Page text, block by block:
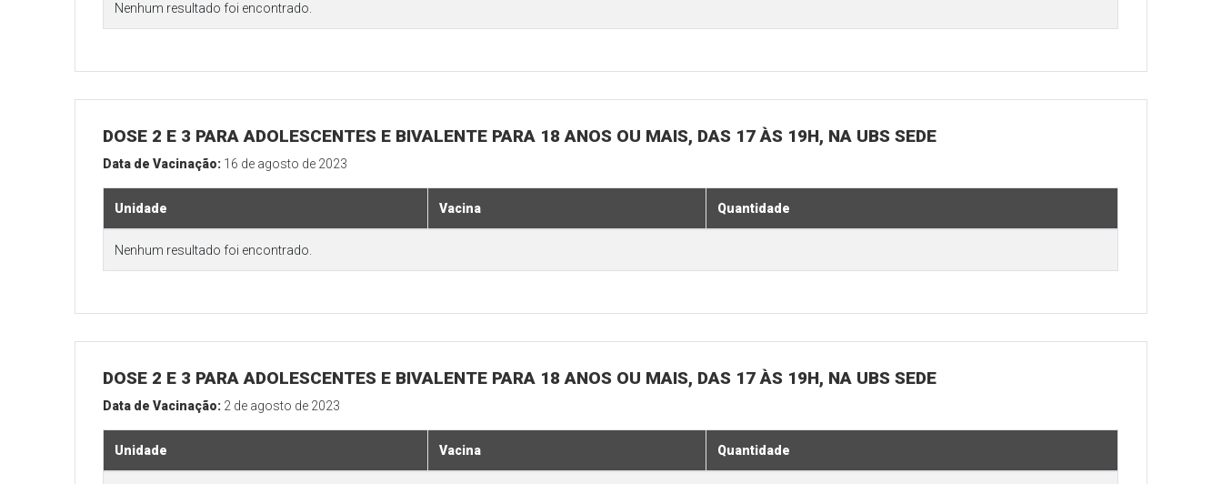
Nenhum resultado foi encontrado.
DOSE 2 E 3 PARA ADOLESCENTES E BIVALENTE PARA 18 ANOS OU MAIS, DAS 17 ÀS 19H, NA UBS SEDE
Data de Vacinação: 16 de agosto de 2023
Unidade Vacina Quantidade
Nenhum resultado foi encontrado.
DOSE 2 E 3 PARA ADOLESCENTES E BIVALENTE PARA 18 ANOS OU MAIS, DAS 17 ÀS 19H, NA UBS SEDE
Data de Vacinação: 2 de agosto de 2023
Unidade Vacina Quantidade